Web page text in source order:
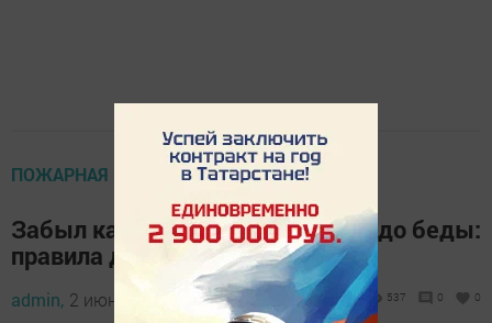
ПОЖАРНАЯ БЕЗОПАСНОСТЬ
Забыл кастрюлю на плите? Час до беды:
правила для хозяек
admin, 2 июня 2026 - 16:00 537 0 0